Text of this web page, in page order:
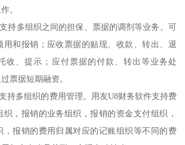
。
持多组织之间的担保、票据的调剂等业务。可
用和报销；应收票据的贴现、收款、转出、退
收、提示；应付票据的付款、转出等业务处
票据短期融资。
持多组织的费用管理。用友U8财务软件支持费
，报销的业务组织，报销的资金支付组织，
，报销的费用归属对应的记账组织等不同的费